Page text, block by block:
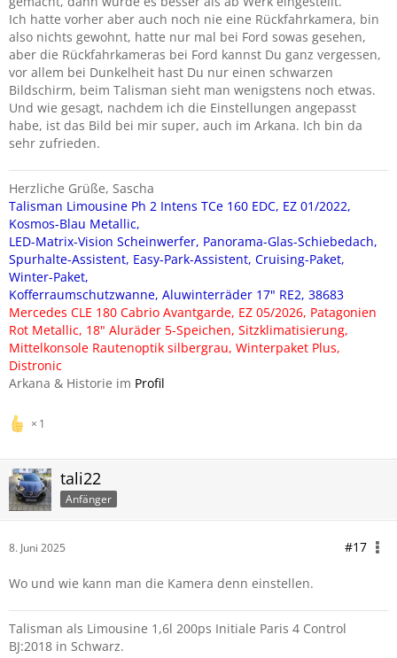
Ich hatte vorher aber auch noch nie eine Rückfahrkamera, bin
also nichts gewohnt, hatte nur mal bei Ford sowas gesehen,
aber die Rückfahrkameras bei Ford kannst Du ganz vergessen,
vor allem bei Dunkelheit hast Du nur einen schwarzen
Bildschirm, beim Talisman sieht man wenigstens noch etwas.
Und wie gesagt, nachdem ich die Einstellungen angepasst
habe, ist das Bild bei mir super, auch im Arkana. Ich bin da
sehr zufrieden.
Herzliche Grüße, Sascha
Talisman Limousine Ph 2 Intens TCe 160 EDC, EZ 01/2022,
Kosmos-Blau Metallic,
LED-Matrix-Vision Scheinwerfer, Panorama-Glas-Schiebedach,
Spurhalte-Assistent, Easy-Park-Assistent, Cruising-Paket,
Winter-Paket,
Kofferraumschutzwanne, Aluwinterräder 17" RE2, 38683
Mercedes CLE 180 Cabrio Avantgarde, EZ 05/2026, Patagonien
Rot Metallic, 18" Aluräder 5-Speichen, Sitzklimatisierung,
Mittelkonsole Rautenoptik silbergrau, Winterpaket Plus,
Distronic
Arkana & Historie im Profil
1
tali22
Anfänger
8. Juni 2025 #17
Wo und wie kann man die Kamera denn einstellen.
Talisman als Limousine 1,6l 200ps Initiale Paris 4 Control
BJ:2018 in Schwarz.